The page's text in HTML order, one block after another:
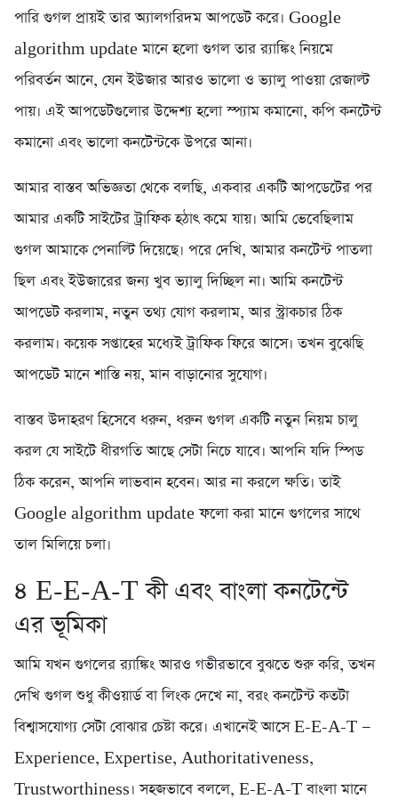
পারি গুগল প্রায়ই তার অ্যালগরিদম আপডেট করে। Google
algorithm update মানে হলো গুগল তার র‍্যাঙ্কিং নিয়মে
পরিবর্তন আনে, যেন ইউজার আরও ভালো ও ভ্যালু পাওয়া রেজাল্ট
পায়। এই আপডেটগুলোর উদ্দেশ্য হলো স্প্যাম কমানো, কপি কনটেন্ট
কমানো এবং ভালো কনটেন্টকে উপরে আনা।
আমার বাস্তব অভিজ্ঞতা থেকে বলছি, একবার একটি আপডেটের পর
আমার একটি সাইটের ট্রাফিক হঠাৎ কমে যায়। আমি ভেবেছিলাম
গুগল আমাকে পেনাল্টি দিয়েছে। পরে দেখি, আমার কনটেন্ট পাতলা
ছিল এবং ইউজারের জন্য খুব ভ্যালু দিচ্ছিল না। আমি কনটেন্ট
আপডেট করলাম, নতুন তথ্য যোগ করলাম, আর স্ট্রাকচার ঠিক
করলাম। কয়েক সপ্তাহের মধ্যেই ট্রাফিক ফিরে আসে। তখন বুঝেছি
আপডেট মানে শাস্তি নয়, মান বাড়ানোর সুযোগ।
বাস্তব উদাহরণ হিসেবে ধরুন, ধরুন গুগল একটি নতুন নিয়ম চালু
করল যে সাইটে ধীরগতি আছে সেটা নিচে যাবে। আপনি যদি স্পিড
ঠিক করেন, আপনি লাভবান হবেন। আর না করলে ক্ষতি। তাই
Google algorithm update ফলো করা মানে গুগলের সাথে
তাল মিলিয়ে চলা।
৪️ E-E-A-T কী এবং বাংলা কনটেন্টে
এর ভূমিকা
আমি যখন গুগলের র‍্যাঙ্কিং আরও গভীরভাবে বুঝতে শুরু করি, তখন
দেখি গুগল শুধু কীওয়ার্ড বা লিংক দেখে না, বরং কনটেন্ট কতটা
বিশ্বাসযোগ্য সেটা বোঝার চেষ্টা করে। এখানেই আসে E-E-A-T —
Experience, Expertise, Authoritativeness,
Trustworthiness। সহজভাবে বললে, E-E-A-T বাংলা মানে